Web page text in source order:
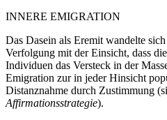
INNERE EMIGRATION
Das Dasein als Eremit wandelte
Verfolgung mit der Einsicht, dass
Individuen das Versteck in der
Emigration zur in jeder Hinsicht
Distanznahme durch Zustimmung
Affirmationsstrategie).